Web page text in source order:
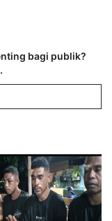
bagi publik?